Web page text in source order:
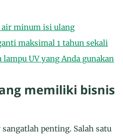
air minum isi ulang
maksimal 1 tahun sekali
UV yang Anda gunakan
memiliki bisnis
penting. Salah satu